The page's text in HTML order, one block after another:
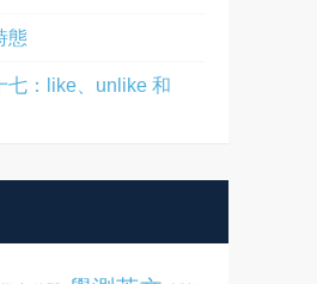
態
七：like、unlike 和